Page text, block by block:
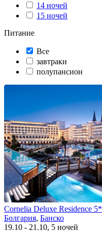
14 ночей
15 ночей
Питание
Все
завтраки
полупансион
Cornelia Deluxe Residence 5*
Болгария, Банско
19.10 - 21.10, 5 ночей